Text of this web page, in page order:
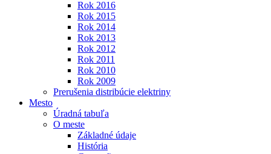
Rok 2016
Rok 2015
Rok 2014
Rok 2013
Rok 2012
Rok 2011
Rok 2010
Rok 2009
Prerušenia distribúcie elektriny
Mesto
Úradná tabuľa
O meste
Základné údaje
História